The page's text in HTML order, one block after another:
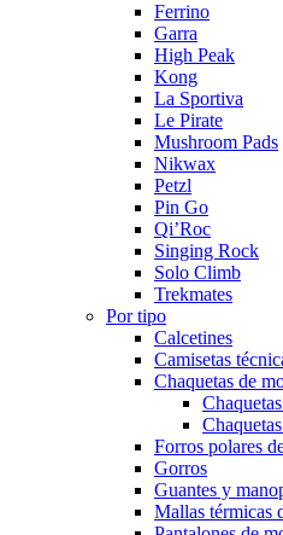
Ferrino
Garra
High Peak
Kong
La Sportiva
Le Pirate
Mushroom Pads
Nikwax
Petzl
Pin Go
Qi’Roc
Singing Rock
Solo Climb
Trekmates
Por tipo
Calcetines
Camisetas
Chaquetas de
Forros polares
Gorros
Guantes y
Mallas térmicas